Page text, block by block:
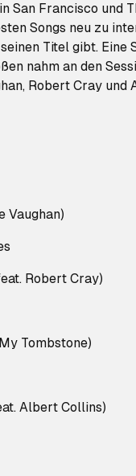
San Francisco und
Songs neu zu
Titel gibt. Eine
nahm an den
Robert Cray und
Vaughan)
Robert Cray)
Tombstone)
Albert Collins)